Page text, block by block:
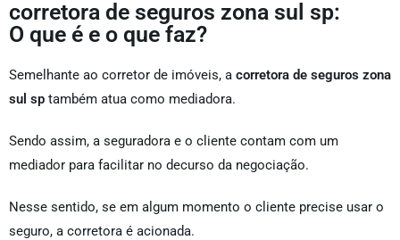
corretora de seguros zona sul sp:
O que é e o que faz?
Semelhante ao corretor de imóveis, a corretora de seguros zona
sul sp também atua como mediadora.
Sendo assim, a seguradora e o cliente contam com um
mediador para facilitar no decurso da negociação.
Nesse sentido, se em algum momento o cliente precise usar o
seguro, a corretora é acionada.